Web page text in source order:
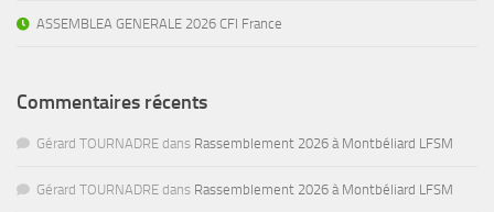
ASSEMBLEA GENERALE 2026 CFI France
Commentaires récents
Gérard TOURNADRE dans Rassemblement 2026 à Montbéliard LFSM
Gérard TOURNADRE dans Rassemblement 2026 à Montbéliard LFSM